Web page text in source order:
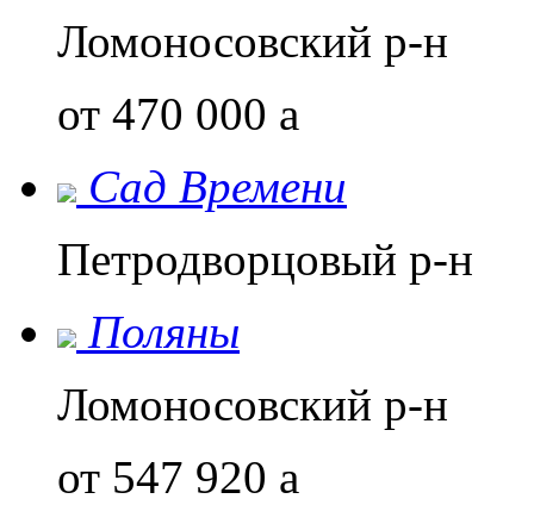
Ломоносовский р-н
от 470 000 a
Сад Времени
Петродворцовый р-н
Поляны
Ломоносовский р-н
от 547 920 a